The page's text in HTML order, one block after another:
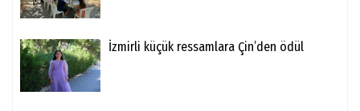
İzmirli küçük ressamlara Çin’den ödül